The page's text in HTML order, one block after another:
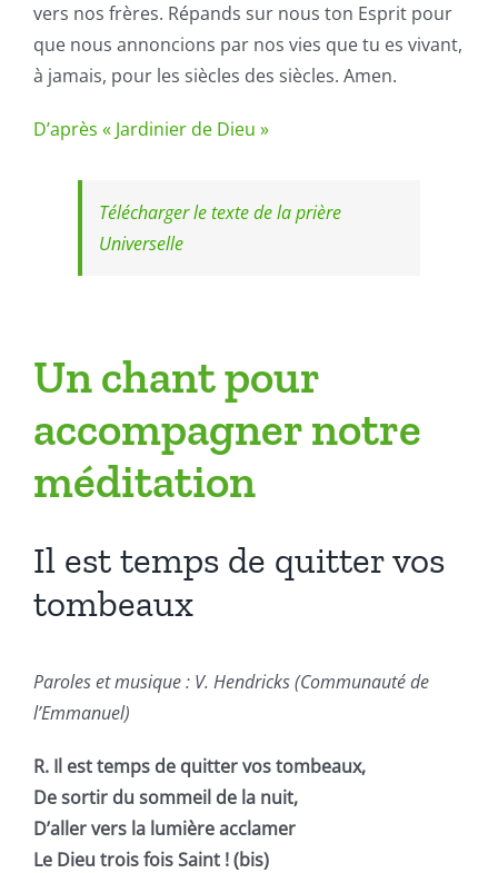
vers nos frères. Répands sur nous ton Esprit pour
que nous annoncions par nos vies que tu es vivant,
à jamais, pour les siècles des siècles. Amen.
D’après « Jardinier de Dieu »
Télécharger le texte de la prière
Universelle
Un chant pour
accompagner notre
méditation
Il est temps de quitter vos
tombeaux
Paroles et musique : V. Hendricks (Communauté de
l’Emmanuel)
R. Il est temps de quitter vos tombeaux,
De sortir du sommeil de la nuit,
D’aller vers la lumière acclamer
Le Dieu trois fois Saint ! (bis)